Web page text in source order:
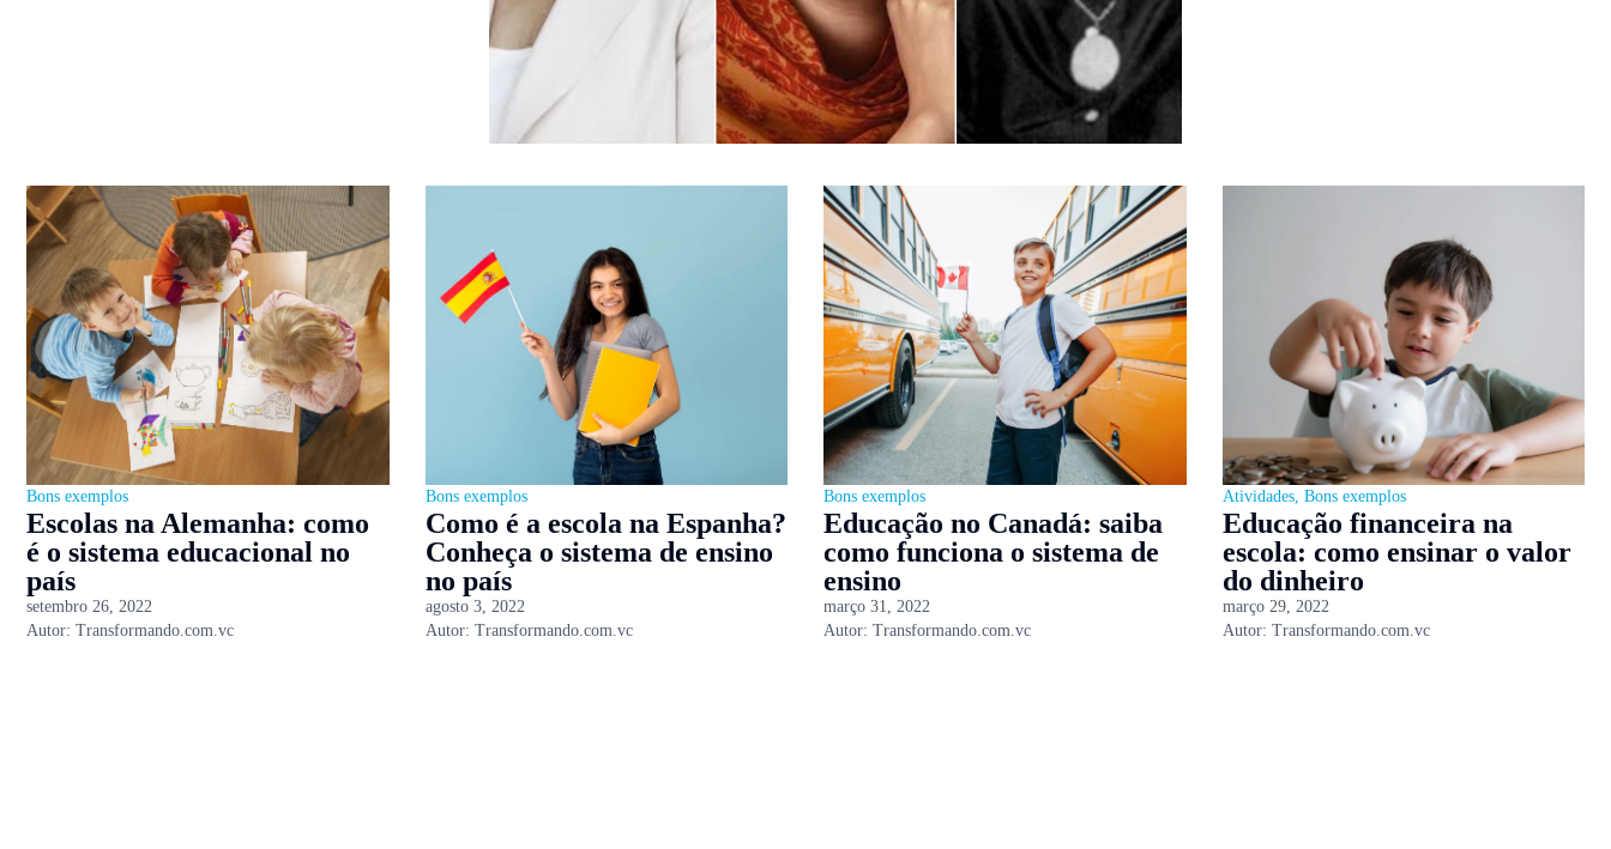
Bons exemplos
Escolas na Alemanha: como
é o sistema educacional no
país
setembro 26, 2022
Autor: Transformando.com.vc
Bons exemplos
Como é a escola na Espanha?
Conheça o sistema de ensino
no país
agosto 3, 2022
Autor: Transformando.com.vc
Bons exemplos
Educação no Canadá: saiba
como funciona o sistema de
ensino
março 31, 2022
Autor: Transformando.com.vc
Atividades, Bons exemplos
Educação financeira na
escola: como ensinar o valor
do dinheiro
março 29, 2022
Autor: Transformando.com.vc